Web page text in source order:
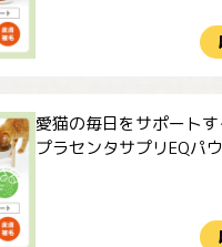
愛猫の毎日をサポートす
プラセンタサプリEQパ